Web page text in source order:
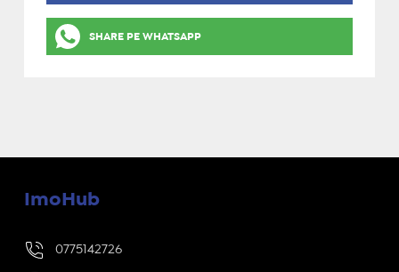
SHARE PE WHATSAPP
ImoHub
0775142726